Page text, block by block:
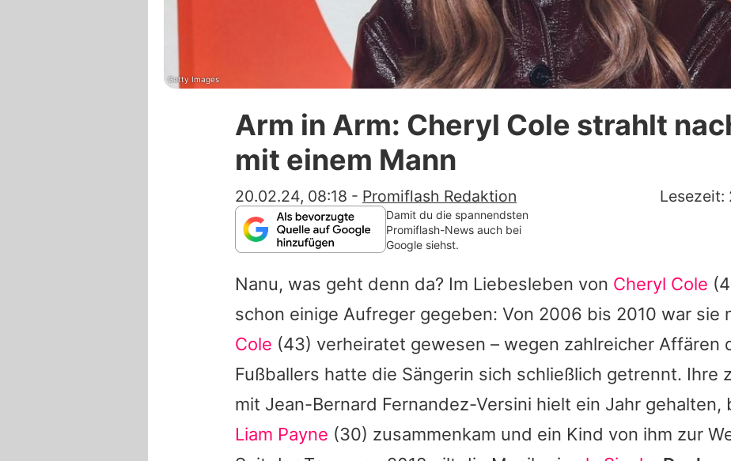
Redaktionelle Richtlinien
Impressum
Datenschutzerklärung
Nutzungsbedingungen
Getty Images
Arm in Arm: Cheryl Cole strahlt
mit einem Mann
20.02.24, 08:18 - Promiflash Redaktion Lesezeit:
Damit du die spannendsten
Promiflash-News auch bei
Google siehst.
Nanu, was geht denn da? Im Liebesleben von Cheryl Cole
schon einige Aufreger gegeben: Von 2006 bis 2010 war sie
Cole (43) verheiratet gewesen – wegen zahlreicher Affären
Fußballers hatte die Sängerin sich schließlich getrennt. Ihre
mit Jean-Bernard Fernandez-Versini hielt ein Jahr gehalten,
Liam Payne (30) zusammenkam und ein Kind von ihm zur